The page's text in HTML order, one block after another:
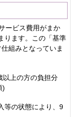
ービス費用がまか
ります。この「基準
組みとなっていま
以上の方の負担分
)
等の状態により、9